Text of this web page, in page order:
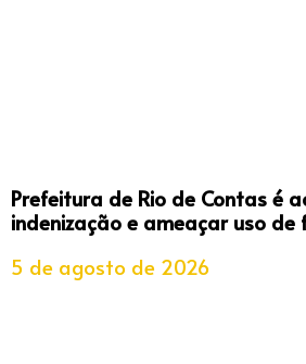
Prefeitura de Rio de Contas é
indenização e ameaçar uso
5 de agosto de 2026